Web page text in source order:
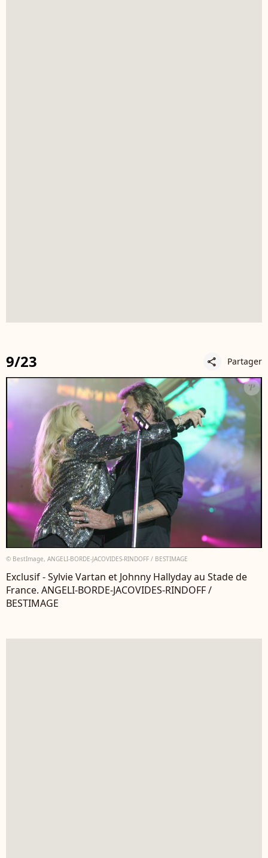
9/23 share Partager
© BestImage, ANGELI-BORDE-JACOVIDES-RINDOFF / BESTIMAGE
Exclusif - Sylvie Vartan et Johnny Hallyday au Stade de
France. ANGELI-BORDE-JACOVIDES-RINDOFF /
BESTIMAGE